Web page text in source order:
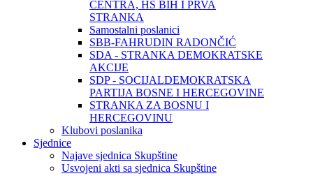
CENTRA, HS BIH I PRVA
STRANKA
Samostalni poslanici
SBB-FAHRUDIN RADONČIĆ
SDA - STRANKA DEMOKRATSKE
AKCIJE
SDP - SOCIJALDEMOKRATSKA
PARTIJA BOSNE I HERCEGOVINE
STRANKA ZA BOSNU I
HERCEGOVINU
Klubovi poslanika
Sjednice
Najave sjednica Skupštine
Usvojeni akti sa sjednica Skupštine